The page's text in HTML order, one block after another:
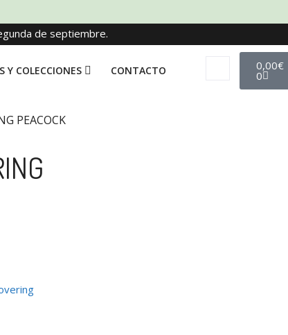
de septiembre.
Y COLECCIONES CONTACTO 0,00€
0
PEACOCK